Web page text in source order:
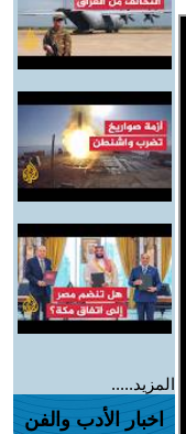
المزيد.....
اخبار الأدب والفن